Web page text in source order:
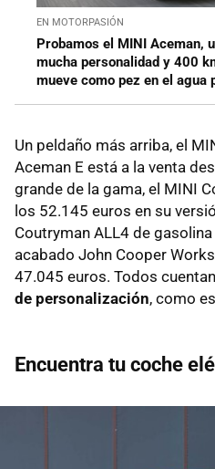
EN MOTORPASIÓN
Probamos el MINI Aceman,
mucha personalidad y 400
mueve como pez en el agua
Un peldaño más arriba, el
Aceman E está a la venta
grande de la gama, el MINI
los 52.145 euros en su
Coutryman ALL4 de
acabado John Cooper
47.045 euros. Todos
de personalización, como
Encuentra tu coche